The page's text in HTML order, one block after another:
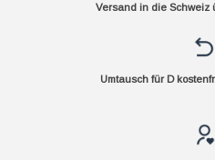
Versand in die Schweiz
Umtausch für D